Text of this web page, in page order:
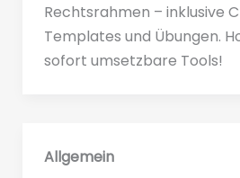
Rechtsrahmen – inklusive
Templates und Übungen.
sofort umsetzbare Tools!
Allgemein